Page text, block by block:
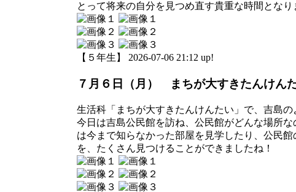
とって将来の自分を見つめ直す貴重な時間となり
【５年生】 2026-07-06 21:12 up!
７月６日（月） まちが大すきたんけん
生活科「まちが大すきたんけんたい」で、吉島
今日は吉島公民館を訪ね、公民館がどんな場所
は今まで知らなかった部屋を見学したり、公民
を、たくさん見つけることができましたね！